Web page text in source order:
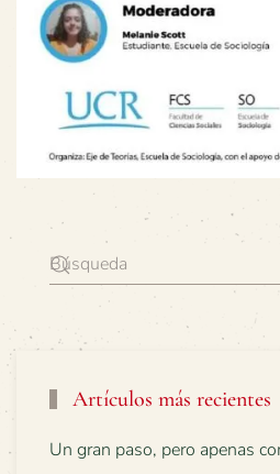
Artículos más recientes
Un gran paso, pero apenas